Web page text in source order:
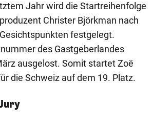
Jahr wird die Startreihenfolge
Christer Björkman nach
festgelegt.
des Gastgeberlandes
ausgelost. Somit startet Zoë
die Schweiz auf dem 19. Platz.